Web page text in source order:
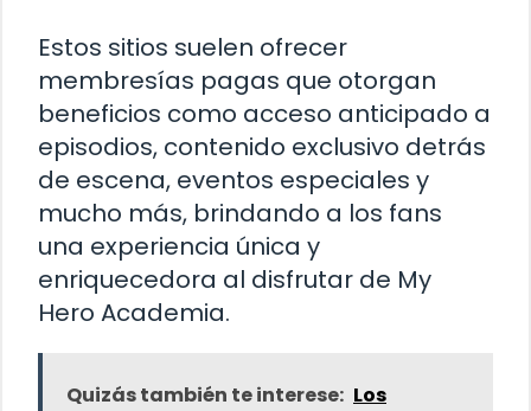
Estos sitios suelen ofrecer
membresías pagas que otorgan
beneficios como acceso anticipado a
episodios, contenido exclusivo detrás
de escena, eventos especiales y
mucho más, brindando a los fans
una experiencia única y
enriquecedora al disfrutar de My
Hero Academia.
Quizás también te interese: Los